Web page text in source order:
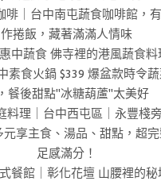
啡｜台中南屯蔬食咖啡館，
作捲飯，藏著滿滿人情味
中蔬食 佛寺裡的港風蔬食料
素食火鍋 $339 爆盆款時令
餐後甜點"冰糖葫蘆"太美好
料理｜台中西屯區｜永豐棧
元享主食、湯品、甜點，超
足感滿分！
餐館｜彰化花壇 山腰裡的秘